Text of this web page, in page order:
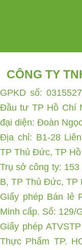
CÔNG TY
GPKD số:
Đầu tư TP Hồ Chí
đại diện: Đoàn
Địa chỉ: B1-28
TP Thủ Đức, TP
Trụ sở công ty:
B, TP Thủ Đức, TP
Giấy phép Bán lẻ
Minh cấp. Số: 129/
Giấy phép
Thực Phẩm TP.